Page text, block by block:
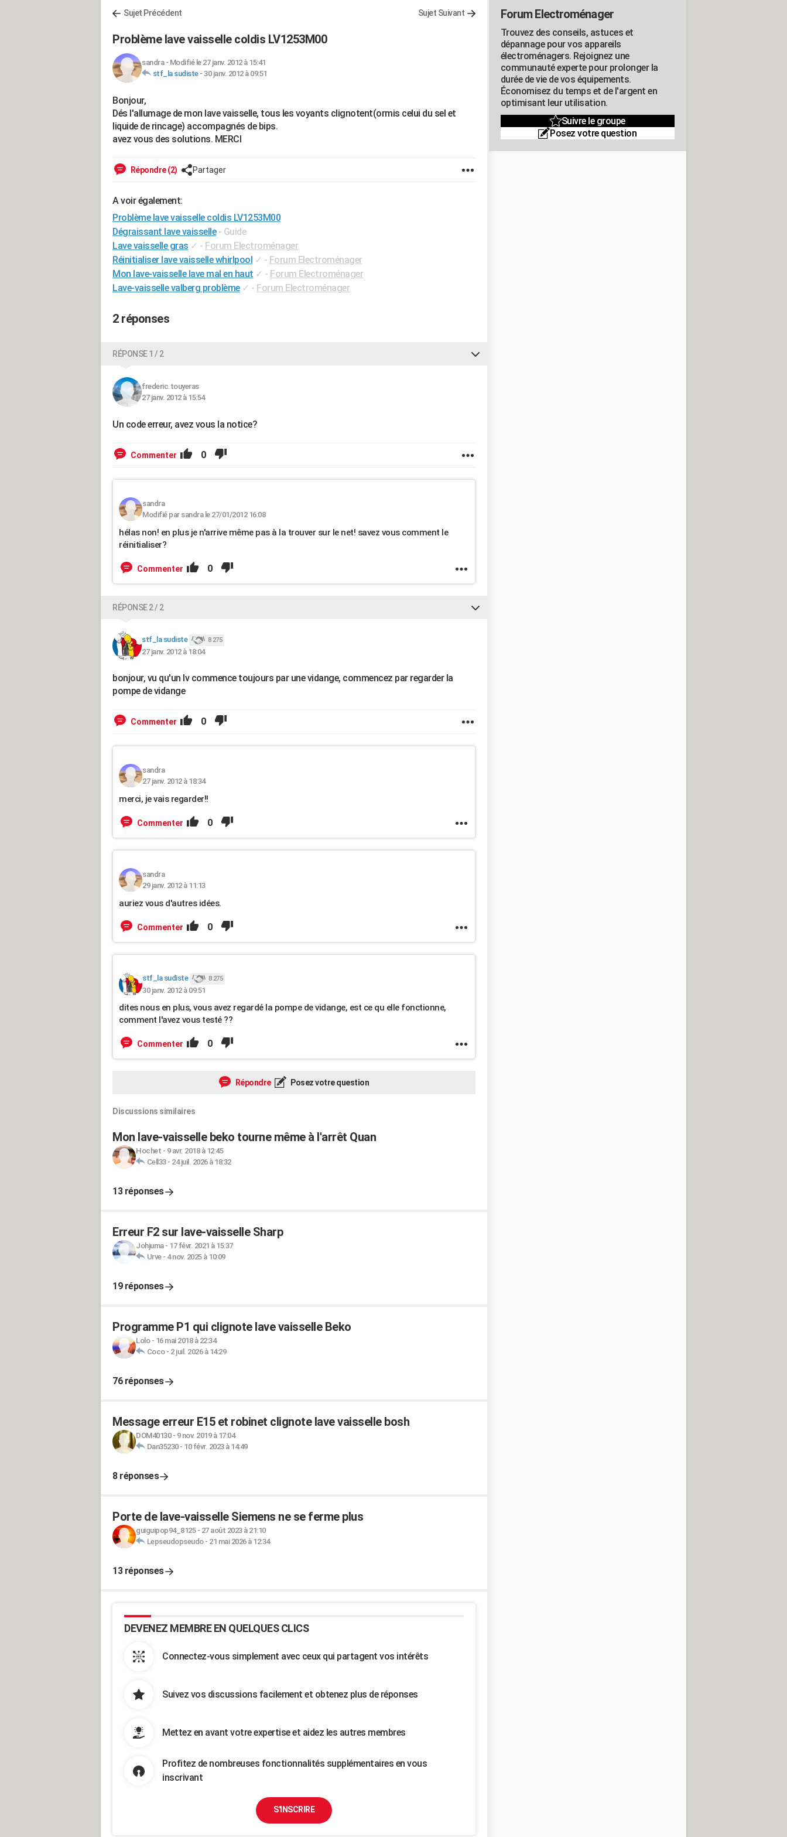
Sujet Précédent Sujet Suivant
Problème lave vaisselle coldis LV1253M00
sandra- Modifié le 27 janv. 2012 à 15:41
stf_la sudiste- 30 janv. 2012 à 09:51
Bonjour,
Dés l'allumage de mon lave vaisselle, tous les voyants clignotent(ormis celui du sel et
liquide de rincage) accompagnés de bips.
avez vous des solutions. MERCI
Répondre (2) Partager
A voir également:
Problème lave vaisselle coldis LV1253M00
Dégraissant lave vaisselle - Guide
Lave vaisselle gras ✓ - Forum Electroménager
Réinitialiser lave vaisselle whirlpool ✓ - Forum Electroménager
Mon lave-vaisselle lave mal en haut ✓ - Forum Electroménager
Lave-vaisselle valberg problème ✓ - Forum Electroménager
2 réponses
RÉPONSE 1 / 2
frederic.touyeras
27 janv. 2012 à 15:54
Un code erreur, avez vous la notice?
Commenter 0
sandra
Modifié par sandra le 27/01/2012 16:08
hélas non! en plus je n'arrive même pas à la trouver sur le net! savez vous comment le
réinitialiser?
Commenter 0
RÉPONSE 2 / 2
stf_la sudiste 8 275
27 janv. 2012 à 18:04
bonjour, vu qu'un lv commence toujours par une vidange, commencez par regarder la
pompe de vidange
Commenter 0
sandra
27 janv. 2012 à 18:34
merci, je vais regarder!!
Commenter 0
sandra
29 janv. 2012 à 11:13
auriez vous d'autres idées.
Commenter 0
stf_la sudiste 8 275
30 janv. 2012 à 09:51
dites nous en plus, vous avez regardé la pompe de vidange, est ce qu elle fonctionne,
comment l'avez vous testé ??
Commenter 0
Répondre Posez votre question
Discussions similaires
Mon lave-vaisselle beko tourne même à l'arrêt Quan
Hochet - 9 avr. 2018 à 12:45
Cell33- 24 juil. 2026 à 18:32
13 réponses
Erreur F2 sur lave-vaisselle Sharp
Johjuma- 17 févr. 2021 à 15:37
Urve- 4 nov. 2025 à 10:09
19 réponses
Programme P1 qui clignote lave vaisselle Beko
Lolo- 16 mai 2018 à 22:34
Coco- 2 juil. 2026 à 14:29
76 réponses
Message erreur E15 et robinet clignote lave vaisselle bosh
DOM40130- 9 nov. 2019 à 17:04
Dan35230- 10 févr. 2023 à 14:49
8 réponses
Porte de lave-vaisselle Siemens ne se ferme plus
guiguipop94_8125- 27 août 2023 à 21:10
Lepseudopseudo- 21 mai 2026 à 12:34
13 réponses
DEVENEZ MEMBRE EN QUELQUES CLICS
Connectez-vous simplement avec ceux qui partagent vos intérêts
Suivez vos discussions facilement et obtenez plus de réponses
Mettez en avant votre expertise et aidez les autres membres
Profitez de nombreuses fonctionnalités supplémentaires en vous
inscrivant
S'INSCRIRE
Forum Electroménager
Trouvez des conseils, astuces et
dépannage pour vos appareils
électroménagers. Rejoignez une
communauté experte pour prolonger la
durée de vie de vos équipements.
Économisez du temps et de l'argent en
optimisant leur utilisation.
Suivre le groupe
Posez votre question